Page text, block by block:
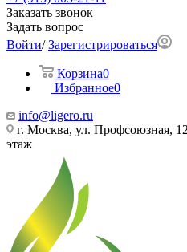
Заказать звонок
Задать вопрос
Войти/Зарегистрироваться
Корзина0
Избранное0
info@ligero.ru
г. Москва, ул. Профсоюзная,
этаж